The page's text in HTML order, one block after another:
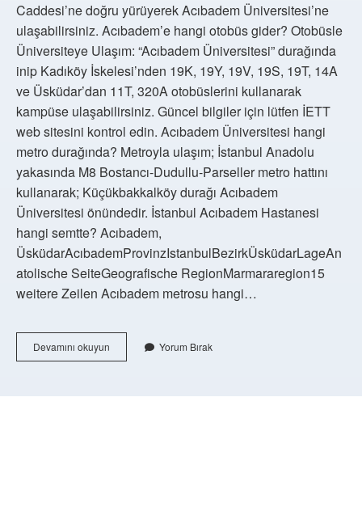
Caddesi’ne doğru yürüyerek Acıbadem Üniversitesi’ne
ulaşabilirsiniz. Acıbadem’e hangi otobüs gider? Otobüsle
Üniversiteye Ulaşım: “Acıbadem Üniversitesi” durağında
inip Kadıköy İskelesi’nden 19K, 19Y, 19V, 19S, 19T, 14A
ve Üsküdar’dan 11T, 320A otobüslerini kullanarak
kampüse ulaşabilirsiniz. Güncel bilgiler için lütfen İETT
web sitesini kontrol edin. Acıbadem Üniversitesi hangi
metro durağında? Metroyla ulaşım; İstanbul Anadolu
yakasında M8 Bostancı-Dudullu-Parseller metro hattını
kullanarak; Küçükbakkalköy durağı Acıbadem
Üniversitesi önündedir. İstanbul Acıbadem Hastanesi
hangi semtte? Acıbadem,
ÜsküdarAcıbademProvinzIstanbulBezirkÜsküdarLageAn
atolische SeiteGeografische RegionMarmararegion15
weitere Zeilen Acıbadem metrosu hangi…
Devamını okuyunAcıbadem
Ataşehire
Yorum Bırak